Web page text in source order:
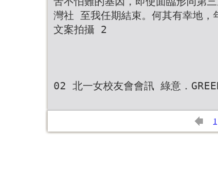
灣社 至我任期結束。何其有幸地
文案拍攝 2
02 北一女校友會會訊 綠意．
1